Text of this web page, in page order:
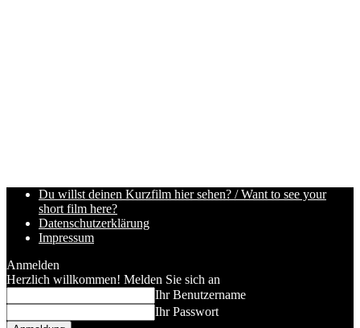
Du willst deinen Kurzfilm hier sehen? / Want to see your
short film here?
Datenschutzerklärung
Impressum
Anmelden
Herzlich willkommen! Melden Sie sich an
Ihr Benutzername
Ihr Passwort